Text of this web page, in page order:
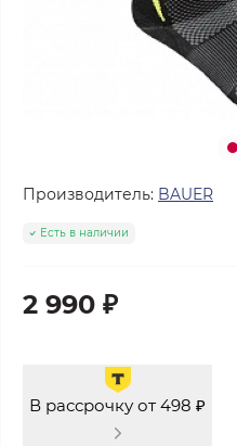
Производитель: BAUER
Есть в наличии
2 990 ₽
В рассрочку от 498 ₽